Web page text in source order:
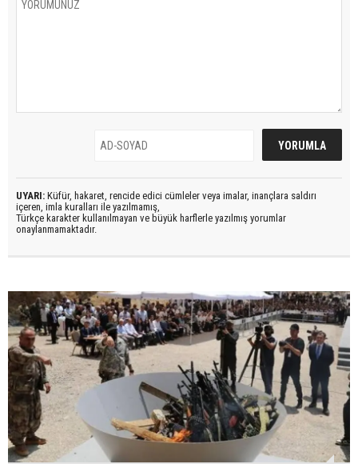
UYARI: Küfür, hakaret, rencide edici cümleler veya imalar, inançlara saldırı
içeren, imla kuralları ile yazılmamış,
Türkçe karakter kullanılmayan ve büyük harflerle yazılmış yorumlar
onaylanmamaktadır.